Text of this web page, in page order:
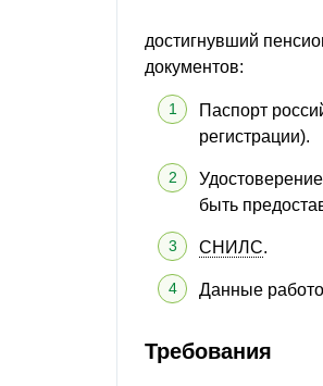
достигнувший
документов:
Паспорт
регистрации).
быть
СНИЛС.
Данные
Требования